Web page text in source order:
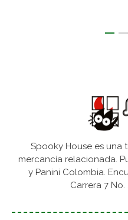
Spooky House es una
mercancía relacionada.
y Panini Colombia.
Carrera 7